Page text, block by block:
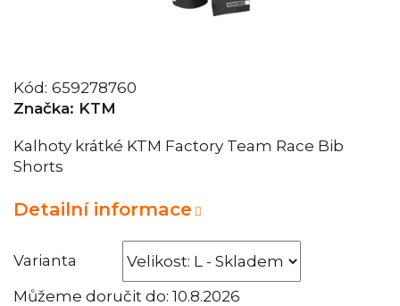
Kód: 659278760
Značka: KTM
Varianta
Můžeme doručit do: 10.8.2026
Kalhoty krátké KTM Factory Team Race Bib
Shorts
Detailní informace